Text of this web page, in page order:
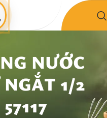
NƯỚC
1/2